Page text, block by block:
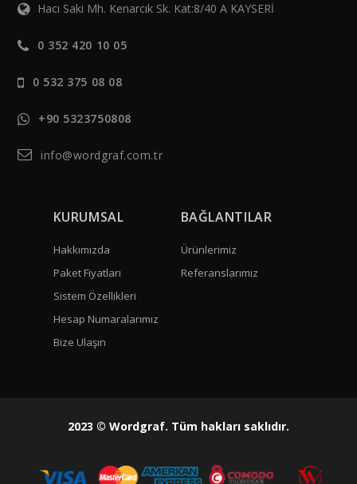
Hacı Saki Mh. Kenarcık Sk. Kat:8/40 A KAYSERİ
0 352 420 10 05
0 532 375 08 08
+90 5323750808
info@wordgraf.com.tr
KURUMSAL
Hakkımızda
Paket Fiyatları
Sistem Özellikleri
Hesap Numaralarımız
Bize Ulaşın
BAĞLANTILAR
Ürünlerimiz
Referanslarımız
2023 © Wordgraf. Tüm hakları saklıdır.